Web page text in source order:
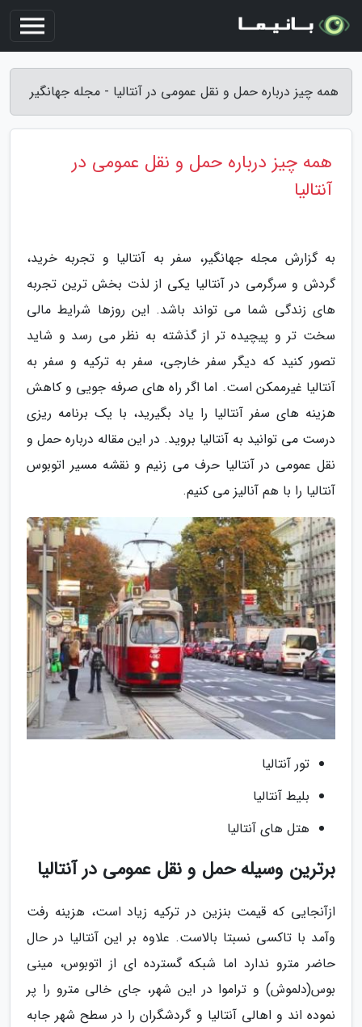
همه چیز درباره حمل و نقل عمومی در آنتالیا - مجله جهانگیر
همه چیز درباره حمل و نقل عمومی در
آنتالیا
به گزارش مجله جهانگیر، سفر به آنتالیا و تجربه خرید،
گردش و سرگرمی در آنتالیا یکی از لذت بخش ترین تجربه
های زندگی شما می تواند باشد. این روزها شرایط مالی
سخت تر و پیچیده تر از گذشته به نظر می رسد و شاید
تصور کنید که دیگر سفر خارجی، سفر به ترکیه و سفر به
آنتالیا غیرممکن است. اما اگر راه های صرفه جویی و کاهش
هزینه های سفر آنتالیا را یاد بگیرید، با یک برنامه ریزی
درست می توانید به آنتالیا بروید. در این مقاله درباره حمل و
نقل عمومی در آنتالیا حرف می زنیم و نقشه مسیر اتوبوس
آنتالیا را با هم آنالیز می کنیم.
تور آنتالیا
بلیط آنتالیا
هتل های آنتالیا
برترین وسیله حمل و نقل عمومی در آنتالیا
ازآنجایی که قیمت بنزین در ترکیه زیاد است، هزینه رفت
وآمد با تاکسی نسبتا بالاست. علاوه بر این آنتالیا در حال
حاضر مترو ندارد اما شبکه گسترده ای از اتوبوس، مینی
بوس(دلموش) و تراموا در این شهر، جای خالی مترو را پر
نموده اند و اهالی آنتالیا و گردشگران را در سطح شهر جابه